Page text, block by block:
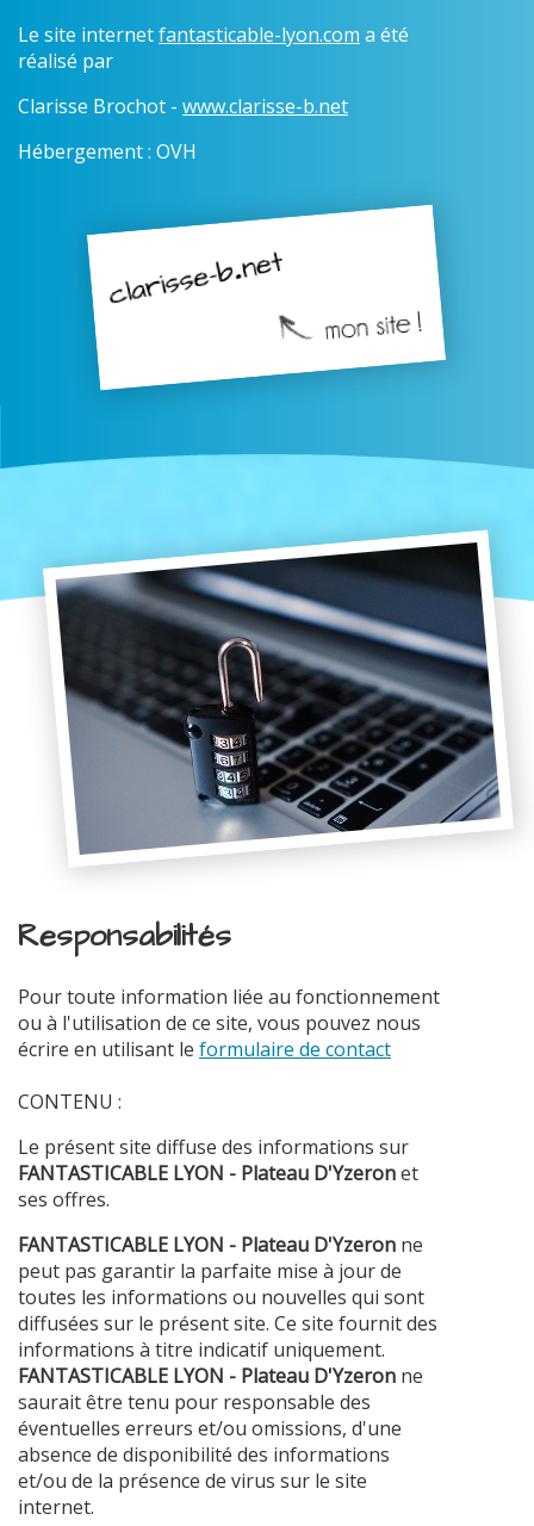
Le site internetfantasticable-lyon.com a été
réalisé par
Clarisse Brochot - www.clarisse-b.net
Hébergement : OVH
Responsabilités
Pour toute information liée au fonctionnement
ou à l'utilisation de ce site, vous pouvez nous
écrire en utilisant le formulaire de contact
CONTENU :
Le présent site diffuse des informations sur
FANTASTICABLE LYON - Plateau D'Yzeronet
ses offres.
FANTASTICABLE LYON - Plateau D'Yzeron ne
peut pas garantir la parfaite mise à jour de
toutes les informations ou nouvelles qui sont
diffusées sur le présent site. Ce site fournit des
informations à titre indicatif uniquement.
FANTASTICABLE LYON - Plateau D'Yzeron ne
saurait être tenu pour responsable des
éventuelles erreurs et/ou omissions, d'une
absence de disponibilité des informations
et/ou de la présence de virus sur le site
internet.